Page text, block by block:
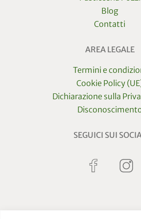
Blog
Contatti
AREA LEGALE
Termini e
Cookie Policy
Dichiarazione sulla
SEGUICI SUI